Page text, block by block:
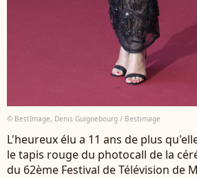
© BestImage, Denis Guignebourg / Bestimage
L'heureux élu a 11 ans de plus
le tapis rouge du photocall de la
du 62ème Festival de Télévision de